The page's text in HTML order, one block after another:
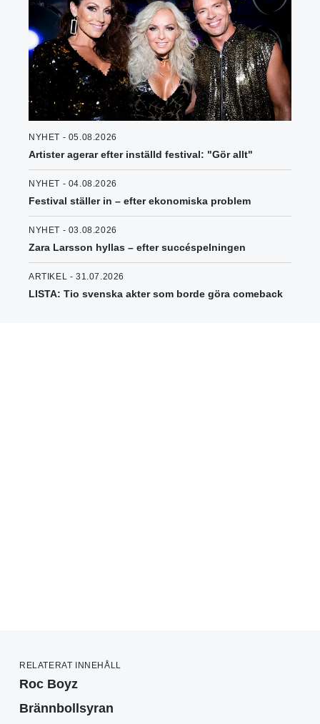
NYHET - 05.08.2026
Artister agerar efter inställd festival: "Gör allt"
NYHET - 04.08.2026
Festival ställer in – efter ekonomiska problem
NYHET - 03.08.2026
Zara Larsson hyllas – efter succéspelningen
ARTIKEL - 31.07.2026
LISTA: Tio svenska akter som borde göra comeback
RELATERAT INNEHÅLL
Roc Boyz
Brännbollsyran